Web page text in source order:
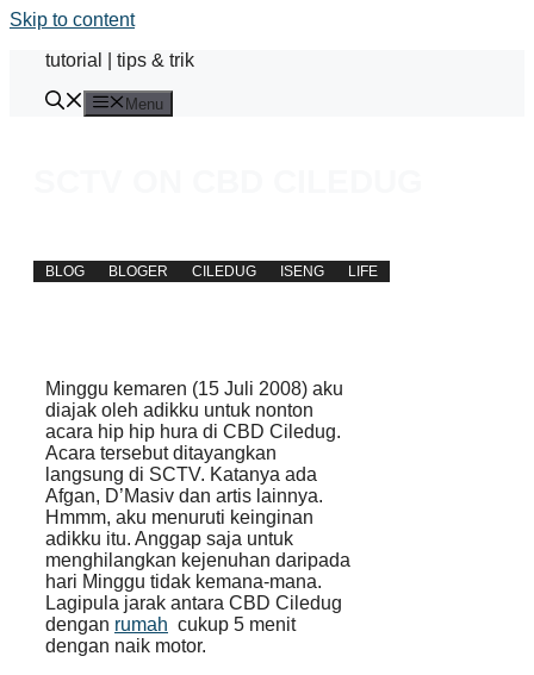
Skip to content
tutorial | tips & trik
Menu
BLOG BLOGER CILEDUG ISENG LIFE
Minggu kemaren (15 Juli 2008) aku
diajak oleh adikku untuk nonton
acara hip hip hura di CBD Ciledug.
Acara tersebut ditayangkan
langsung di SCTV. Katanya ada
Afgan, D’Masiv dan artis lainnya.
Hmmm, aku menuruti keinginan
adikku itu. Anggap saja untuk
menghilangkan kejenuhan daripada
hari Minggu tidak kemana-mana.
Lagipula jarak antara CBD Ciledug
dengan rumah cukup 5 menit
dengan naik motor.